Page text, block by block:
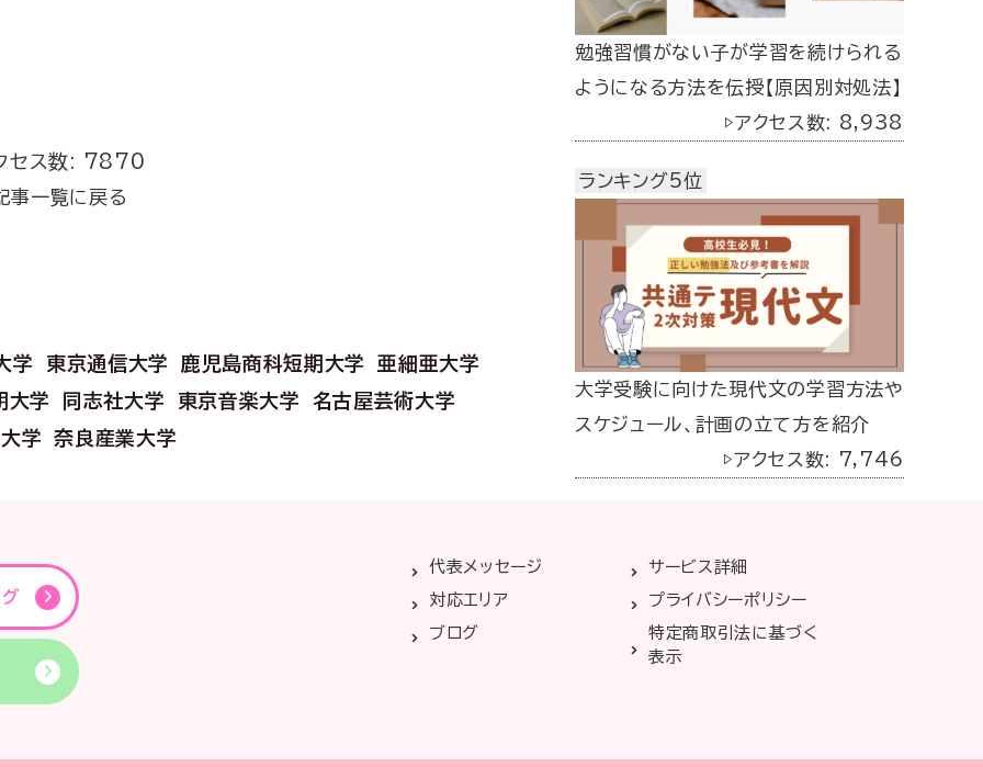
セス数: 7870
事一覧に戻る
学 東京通信大学 鹿児島商科短期大学
亜細亜大学
大学
同志社大学 東京音楽大学
名古屋芸術大学
学
奈良産業大学
勉強習慣がない子が学習を続けられる
ようになる方法を伝授【原因別対処法】
▷アクセス数: 8,938
ランキング5位
大学受験に向けた現代文の学習方法や
スケジュール、計画の立て方を紹介
▷アクセス数: 7,746
代表メッセージ
サービス詳細
対応エリア
プライバシーポリシー
ブログ
特定商取引法に基づく
表示